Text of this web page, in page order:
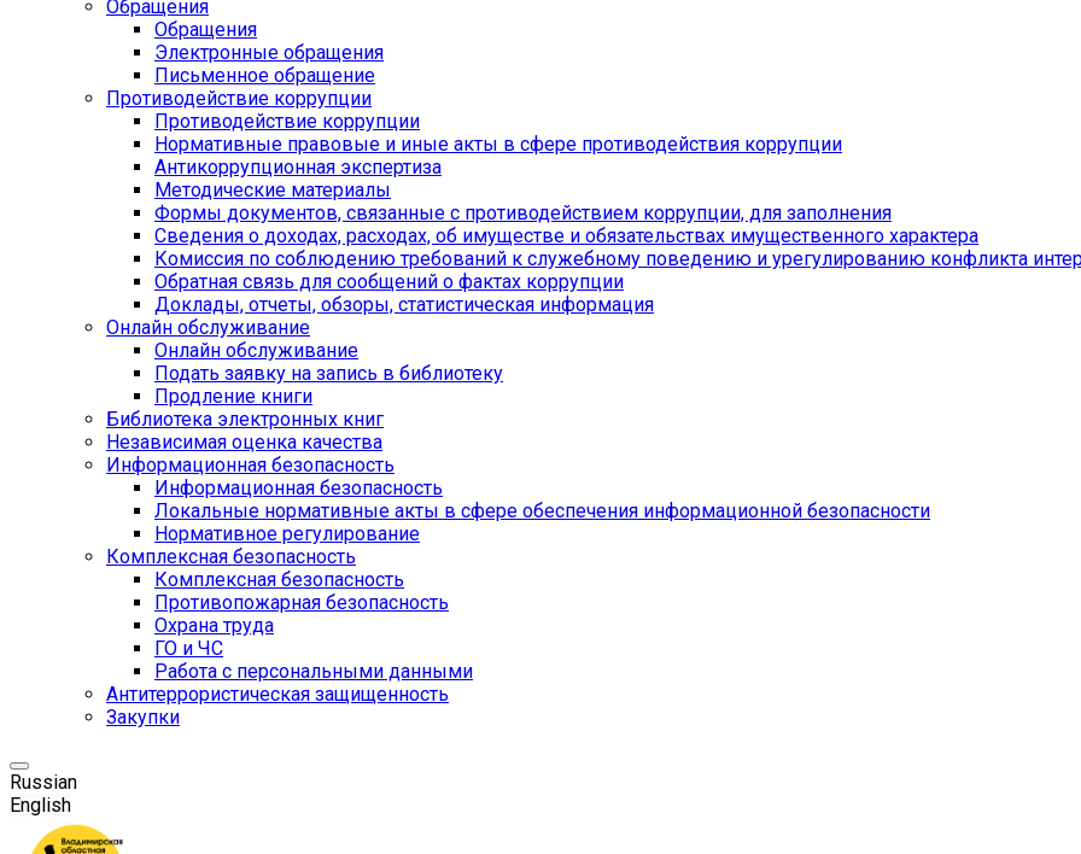
Обращения
Обращения
Электронные обращения
Письменное обращение
Противодействие коррупции
Противодействие коррупции
Нормативные правовые и иные акты в сфере противодействия коррупции
Антикоррупционная экспертиза
Методические материалы
Формы документов, связанные с противодействием коррупции, для заполнения
Сведения о доходах, расходах, об имуществе и обязательствах имущественного характера
Комиссия по соблюдению требований к служебному поведению и урегулированию конфликта
Обратная связь для сообщений о фактах коррупции
Доклады, отчеты, обзоры, статистическая информация
Онлайн обслуживание
Онлайн обслуживание
Подать заявку на запись в библиотеку
Продление книги
Библиотека электронных книг
Независимая оценка качества
Информационная безопасность
Информационная безопасность
Локальные нормативные акты в сфере обеспечения информационной безопасности
Нормативное регулирование
Комплексная безопасность
Комплексная безопасность
Противопожарная безопасность
Охрана труда
ГО и ЧС
Работа с персональными данными
Антитеррористическая защищенность
Закупки
Russian
English